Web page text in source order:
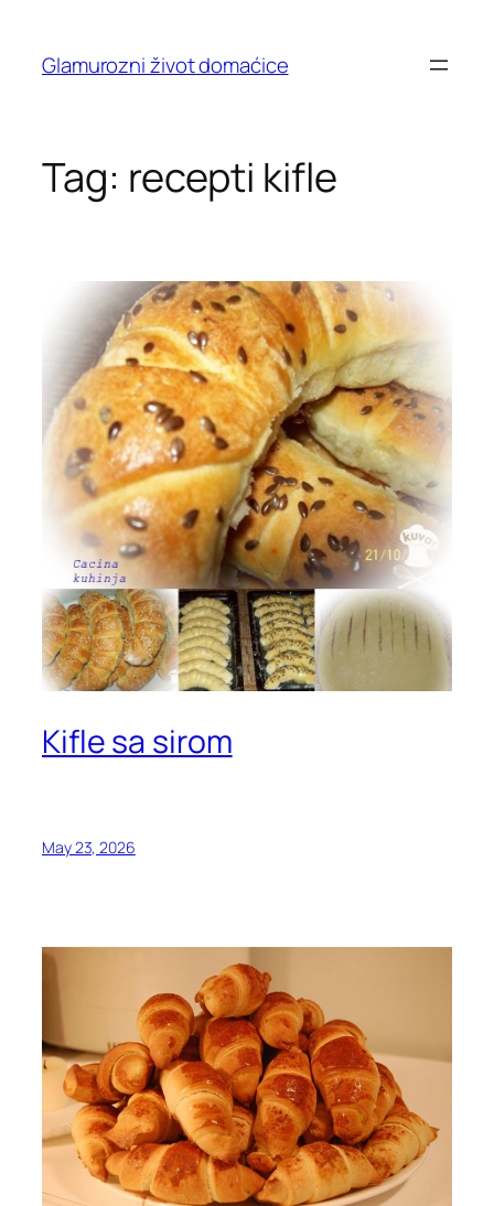
content
Glamurozni život domaćice
Tag: recepti kifle
Kifle sa sirom
May 23, 2026